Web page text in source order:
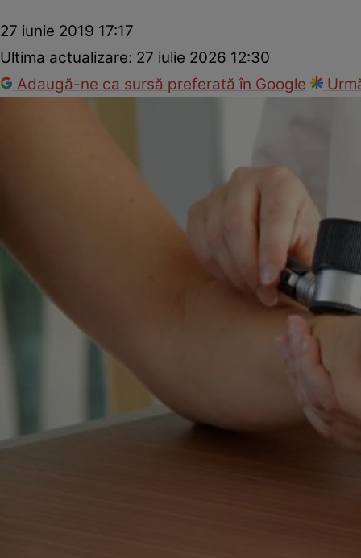
27 iunie 2019 17:17
Ultima actualizare: 27 iulie 2026 12:30
Adaugă-ne ca sursă preferată în Google